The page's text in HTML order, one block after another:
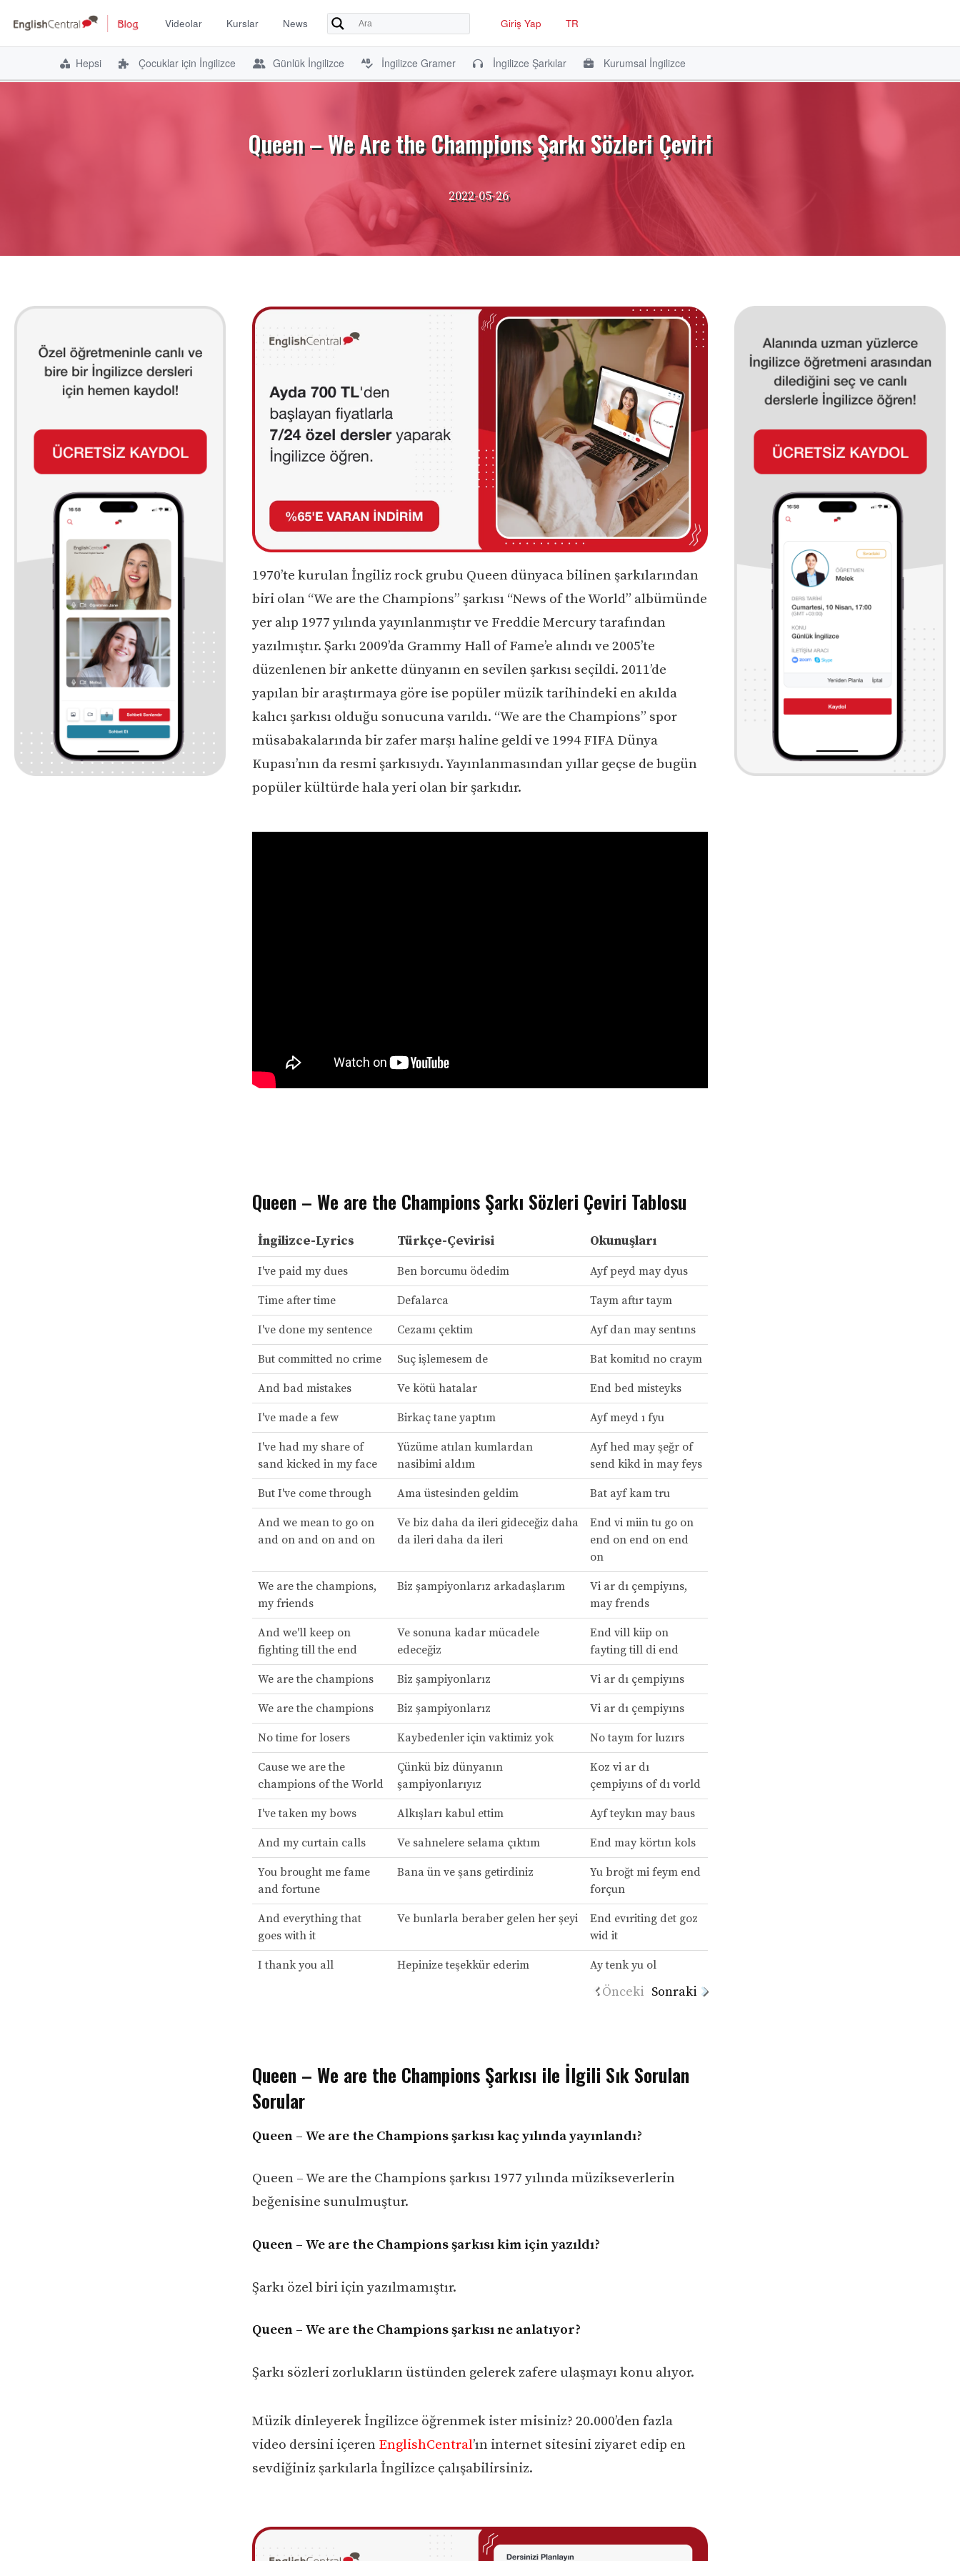
Videolar Kurslar News Giriş Yap TR
Hepsi Çocuklar için İngilizce Günlük İngilizce İngilizce Gramer İngilizce Şarkılar Kurumsal İngilizce
Queen – We Are the Champions Şarkı Sözleri Çeviri
2022-05-26
1970’te kurulan İngiliz rock grubu Queen dünyaca bilinen şarkılarından
biri olan “We are the Champions” şarkısı “News of the World” albümünde
yer alıp 1977 yılında yayınlanmıştır ve Freddie Mercury tarafından
yazılmıştır. Şarkı 2009’da Grammy Hall of Fame’e alındı ve 2005’te
düzenlenen bir ankette dünyanın en sevilen şarkısı seçildi. 2011’de
yapılan bir araştırmaya göre ise popüler müzik tarihindeki en akılda
kalıcı şarkısı olduğu sonucuna varıldı. “We are the Champions” spor
müsabakalarında bir zafer marşı haline geldi ve 1994 FIFA Dünya
Kupası’nın da resmi şarkısıydı. Yayınlanmasından yıllar geçse de bugün
popüler kültürde hala yeri olan bir şarkıdır.
Queen – We are the Champions Şarkı Sözleri Çeviri Tablosu
İngilizce-Lyrics Türkçe-Çevirisi Okunuşları
I've paid my dues Ben borcumu ödedim Ayf peyd may dyus
Time after time Defalarca Taym aftır taym
I've done my sentence Cezamı çektim Ayf dan may sentıns
But committed no crime Suç işlemesem de Bat komitıd no craym
And bad mistakes Ve kötü hatalar End bed misteyks
I've made a few Birkaç tane yaptım Ayf meyd ı fyu
I've had my share of
sand kicked in my face
Yüzüme atılan kumlardan
nasibimi aldım
Ayf hed may şeğr of
send kikd in may feys
But I've come through Ama üstesinden geldim Bat ayf kam tru
And we mean to go on
and on and on and on
Ve biz daha da ileri gideceğiz daha
da ileri daha da ileri
End vi miin tu go on
end on end on end
on
We are the champions,
my friends
Biz şampiyonlarız arkadaşlarım
Vi ar dı çempiyıns,
may frends
And we'll keep on
fighting till the end
Ve sonuna kadar mücadele
edeceğiz
End vill kiip on
fayting till di end
We are the champions Biz şampiyonlarız Vi ar dı çempiyıns
We are the champions Biz şampiyonlarız Vi ar dı çempiyıns
No time for losers Kaybedenler için vaktimiz yok No taym for luzırs
Cause we are the
champions of the World
Çünkü biz dünyanın
şampiyonlarıyız
Koz vi ar dı
çempiyıns of dı vorld
I've taken my bows Alkışları kabul ettim Ayf teykın may baus
And my curtain calls Ve sahnelere selama çıktım End may körtın kols
You brought me fame
and fortune
Bana ün ve şans getirdiniz
Yu broğt mi feym end
forçun
And everything that
goes with it
Ve bunlarla beraber gelen her şeyi
End evıriting det goz
wid it
I thank you all Hepinize teşekkür ederim Ay tenk yu ol
Önceki Sonraki
Queen – We are the Champions Şarkısı ile İlgili Sık Sorulan
Sorular
Queen – We are the Champions şarkısı kaç yılında yayınlandı?
Queen – We are the Champions şarkısı 1977 yılında müzikseverlerin
beğenisine sunulmuştur.
Queen – We are the Champions şarkısı kim için yazıldı?
Şarkı özel biri için yazılmamıştır.
Queen – We are the Champions şarkısı ne anlatıyor?
Şarkı sözleri zorlukların üstünden gelerek zafere ulaşmayı konu alıyor.
Müzik dinleyerek İngilizce öğrenmek ister misiniz? 20.000’den fazla
video dersini içeren EnglishCentral’ın internet sitesini ziyaret edip en
sevdiğiniz şarkılarla İngilizce çalışabilirsiniz.